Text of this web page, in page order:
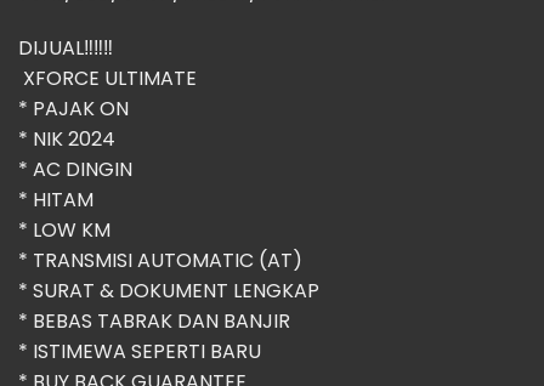
DIJUAL‼️‼️‼️
XFORCE ULTIMATE
* ⁠PAJAK ON
* ⁠NIK 2024
* ⁠AC DINGIN
* HITAM
* LOW KM
* TRANSMISI AUTOMATIC (AT)
* SURAT & DOKUMENT LENGKAP
* BEBAS TABRAK DAN BANJIR
* ISTIMEWA SEPERTI BARU